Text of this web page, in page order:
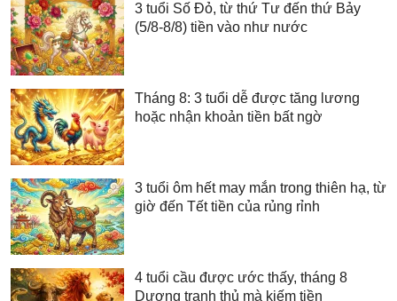
3 tuổi Số Đỏ, từ thứ Tư đến thứ Bảy
(5/8-8/8) tiền vào như nước
Tháng 8: 3 tuổi dễ được tăng lương
hoặc nhận khoản tiền bất ngờ
3 tuổi ôm hết may mắn trong thiên hạ, từ
giờ đến Tết tiền của rủng rỉnh
4 tuổi cầu được ước thấy, tháng 8
Dương tranh thủ mà kiếm tiền